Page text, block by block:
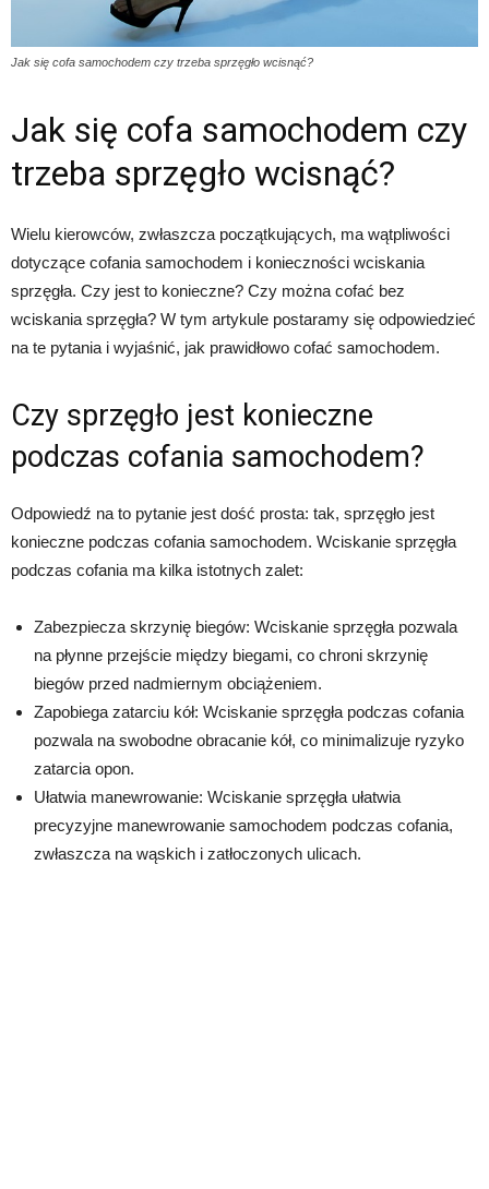
Jak się cofa samochodem czy trzeba sprzęgło wcisnąć?
Jak się cofa samochodem czy
trzeba sprzęgło wcisnąć?
Wielu kierowców, zwłaszcza początkujących, ma wątpliwości
dotyczące cofania samochodem i konieczności wciskania
sprzęgła. Czy jest to konieczne? Czy można cofać bez
wciskania sprzęgła? W tym artykule postaramy się odpowiedzieć
na te pytania i wyjaśnić, jak prawidłowo cofać samochodem.
Czy sprzęgło jest konieczne
podczas cofania samochodem?
Odpowiedź na to pytanie jest dość prosta: tak, sprzęgło jest
konieczne podczas cofania samochodem. Wciskanie sprzęgła
podczas cofania ma kilka istotnych zalet:
Zabezpiecza skrzynię biegów: Wciskanie sprzęgła pozwala
na płynne przejście między biegami, co chroni skrzynię
biegów przed nadmiernym obciążeniem.
Zapobiega zatarciu kół: Wciskanie sprzęgła podczas cofania
pozwala na swobodne obracanie kół, co minimalizuje ryzyko
zatarcia opon.
Ułatwia manewrowanie: Wciskanie sprzęgła ułatwia
precyzyjne manewrowanie samochodem podczas cofania,
zwłaszcza na wąskich i zatłoczonych ulicach.